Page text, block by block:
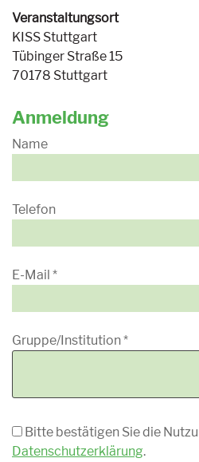
Veranstaltungsort
KISS Stuttgart
Tübinger Straße 15
70178 Stuttgart
Anmeldung
Name
Telefon
E-Mail *
Gruppe/Institution*
Bitte bestätigen Sie die
Datenschutzerklärung.